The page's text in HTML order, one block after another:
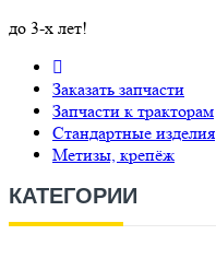
до 3-х лет!
Заказать запчасти
Запчасти к тракторам
Стандартные изделия
Метизы, крепёж
КАТЕГОРИИ